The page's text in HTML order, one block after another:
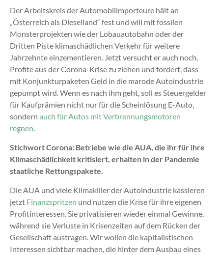
Der Arbeitskreis der Automobilimporteure hält an
„Österreich als Dieselland“ fest und will mit fossilen
Monsterprojekten wie der Lobauautobahn oder der
Dritten Piste klimaschädlichen Verkehr für weitere
Jahrzehnte einzementieren. Jetzt versucht er auch noch,
Profite aus der Corona-Krise zu ziehen und fordert, dass
mit Konjunkturpaketen Geld in die marode Autoindustrie
gepumpt wird. Wenn es nach ihm geht, soll es Steuergelder
für Kaufprämien nicht nur für die Scheinlösung E-Auto,
sondern auch für Autos mit Verbrennungsmotoren
regnen.
Stichwort Corona: Betriebe wie die AUA, die ihr für ihre
Klimaschädlichkeit kritisiert, erhalten in der Pandemie
staatliche Rettungspakete.
Die AUA und viele Klimakiller der Autoindustrie kassieren
jetzt Finanzspritzen und nutzen die Krise für ihre eigenen
Profitinteressen. Sie privatisieren wieder einmal Gewinne,
während sie Verluste in Krisenzeiten auf dem Rücken der
Gesellschaft austragen. Wir wollen die kapitalistischen
Interessen sichtbar machen, die hinter dem Ausbau eines